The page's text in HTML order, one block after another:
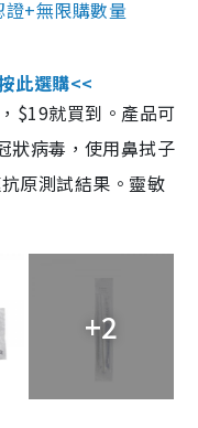
+無限購數量
此選購<<
$19就買到。產品可
病毒，使用鼻拭子
原測試結果。靈敏
+2